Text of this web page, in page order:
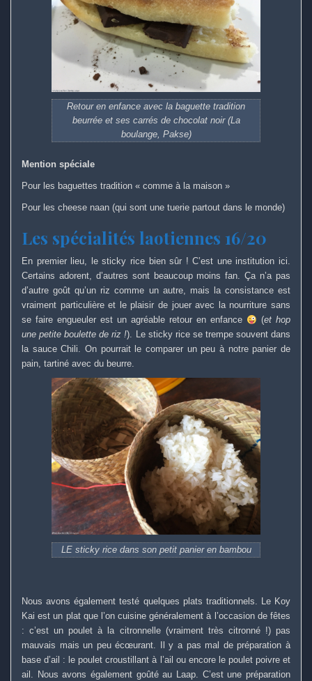
Retour en enfance avec la baguette tradition
beurrée et ses carrés de chocolat noir (La
boulange, Pakse)
Mention spéciale
Pour les baguettes tradition « comme à la maison »
Pour les cheese naan (qui sont une tuerie partout dans le monde)
Les spécialités laotiennes 16/20
En premier lieu, le sticky rice bien sûr ! C’est une institution ici.
Certains adorent, d’autres sont beaucoup moins fan. Ça n’a pas
d’autre goût qu’un riz comme un autre, mais la consistance est
vraiment particulière et le plaisir de jouer avec la nourriture sans
se faire engueuler est un agréable retour en enfance
(et hop
une petite boulette de riz !). Le sticky rice se trempe souvent dans
la sauce Chili. On pourrait le comparer un peu à notre panier de
pain, tartiné avec du beurre.
LE sticky rice dans son petit panier en bambou
Nous avons également testé quelques plats traditionnels. Le Koy
Kai est un plat que l’on cuisine généralement à l’occasion de fêtes
: c’est un poulet à la citronnelle (vraiment très citronné !) pas
mauvais mais un peu écœurant. Il y a pas mal de préparation à
base d’ail : le poulet croustillant à l’ail ou encore le poulet poivre et
ail. Nous avons également goûté au Laap. C’est une préparation